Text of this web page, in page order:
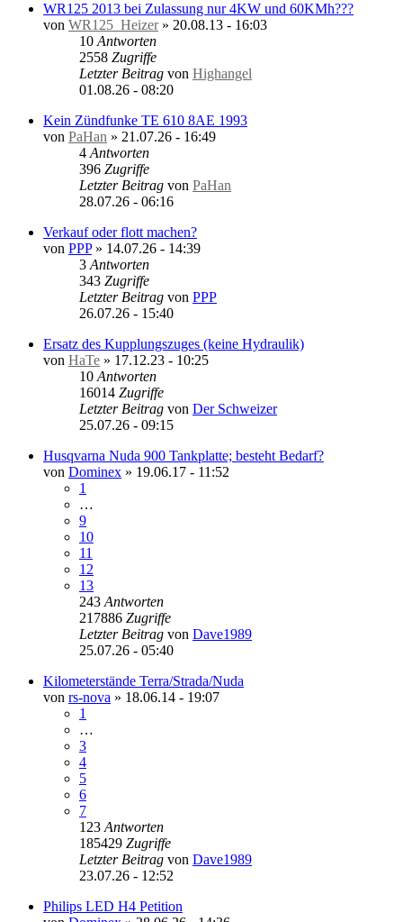
WR125 2013 bei Zulassung nur 4KW und 60KMh???
von WR125_Heizer» 20.08.13 - 16:03
10 Antworten
2558 Zugriffe
Letzter Beitrag von Highangel
01.08.26 - 08:20
Kein Zündfunke TE 610 8AE 1993
von PaHan » 21.07.26 - 16:49
4 Antworten
396 Zugriffe
Letzter Beitrag von PaHan
28.07.26 - 06:16
Verkauf oder flott machen?
von PPP» 14.07.26 - 14:39
3 Antworten
343 Zugriffe
Letzter Beitrag von PPP
26.07.26 - 15:40
Ersatz des Kupplungszuges (keine Hydraulik)
von HaTe » 17.12.23 - 10:25
10 Antworten
16014 Zugriffe
Letzter Beitrag von Der Schweizer
25.07.26 - 09:15
Husqvarna Nuda 900 Tankplatte; besteht Bedarf?
von Dominex » 19.06.17 - 11:52
1
…
9
10
11
12
13
243 Antworten
217886 Zugriffe
Letzter Beitrag von Dave1989
25.07.26 - 05:40
Kilometerstände Terra/Strada/Nuda
von rs-nova » 18.06.14 - 19:07
1
…
3
4
5
6
7
123 Antworten
185429 Zugriffe
Letzter Beitrag von Dave1989
23.07.26 - 12:52
Philips LED H4 Petition